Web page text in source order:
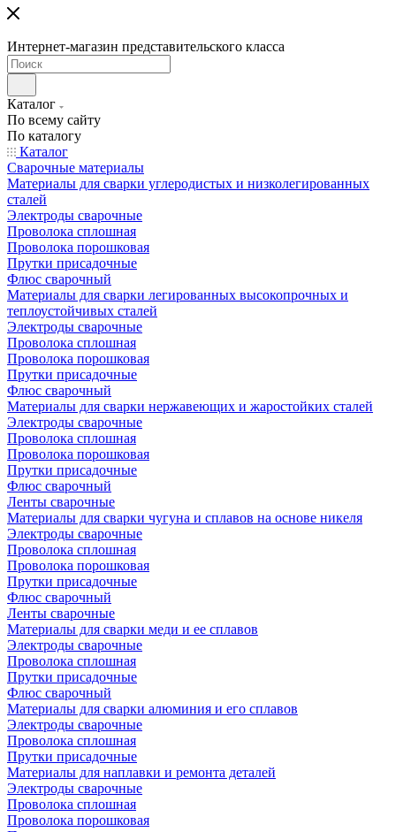
Интернет-магазин представительского класса
Каталог
По всему сайту
По каталогу
Каталог
Сварочные материалы
Материалы для сварки углеродистых и низколегированных
сталей
Электроды сварочные
Проволока сплошная
Проволока порошковая
Прутки присадочные
Флюс сварочный
Материалы для сварки легированных высокопрочных и
теплоустойчивых сталей
Электроды сварочные
Проволока сплошная
Проволока порошковая
Прутки присадочные
Флюс сварочный
Материалы для сварки нержавеющих и жаростойких сталей
Электроды сварочные
Проволока сплошная
Проволока порошковая
Прутки присадочные
Флюс сварочный
Ленты сварочные
Материалы для сварки чугуна и сплавов на основе никеля
Электроды сварочные
Проволока сплошная
Проволока порошковая
Прутки присадочные
Флюс сварочный
Ленты сварочные
Материалы для сварки меди и ее сплавов
Электроды сварочные
Проволока сплошная
Прутки присадочные
Флюс сварочный
Материалы для сварки алюминия и его сплавов
Электроды сварочные
Проволока сплошная
Прутки присадочные
Материалы для наплавки и ремонта деталей
Электроды сварочные
Проволока сплошная
Проволока порошковая